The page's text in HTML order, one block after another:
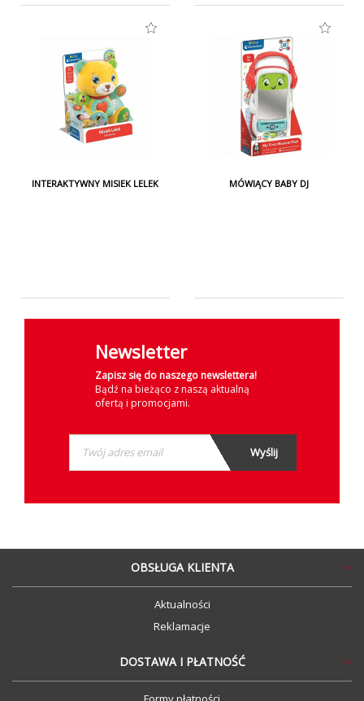
INTERAKTYWNY MISIEK LELEK MÓWIĄCY BABY DJ
Newsletter
Zapisz się do naszego newslettera!
Bądź na bieżąco z naszą aktualną
ofertą i promocjami.
OBSŁUGA KLIENTA
Aktualności
Reklamacje
DOSTAWA I PŁATNOŚĆ